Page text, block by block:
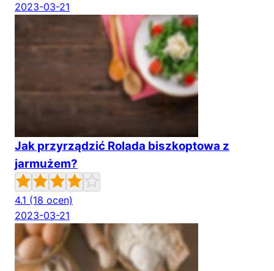
2023-03-21
Jak przyrządzić Rolada biszkoptowa z
jarmużem?
4.1 (18 ocen)
2023-03-21